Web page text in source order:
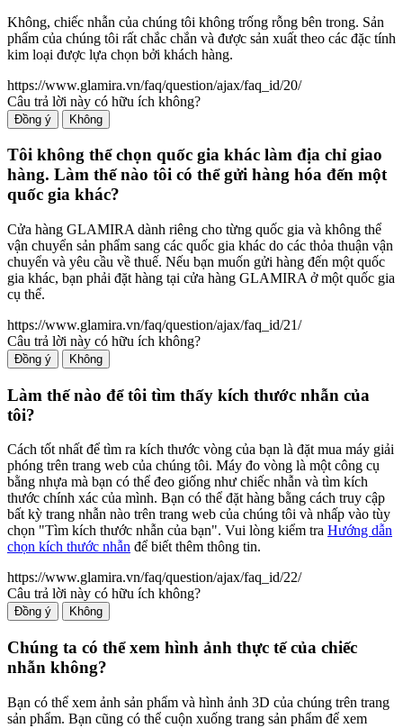
Không, chiếc nhẫn của chúng tôi không trống rỗng bên trong. Sản
phẩm của chúng tôi rất chắc chắn và được sản xuất theo các đặc tính
kim loại được lựa chọn bởi khách hàng.
https://www.glamira.vn/faq/question/ajax/faq_id/20/
Câu trả lời này có hữu ích không?
Đồng ý Không
Tôi không thể chọn quốc gia khác làm địa chỉ giao
hàng. Làm thế nào tôi có thể gửi hàng hóa đến một
quốc gia khác?
Cửa hàng GLAMIRA dành riêng cho từng quốc gia và không thể
vận chuyển sản phẩm sang các quốc gia khác do các thỏa thuận vận
chuyển và yêu cầu về thuế. Nếu bạn muốn gửi hàng đến một quốc
gia khác, bạn phải đặt hàng tại cửa hàng GLAMIRA ở một quốc gia
cụ thể.
https://www.glamira.vn/faq/question/ajax/faq_id/21/
Câu trả lời này có hữu ích không?
Đồng ý Không
Làm thế nào để tôi tìm thấy kích thước nhẫn của
tôi?
Cách tốt nhất để tìm ra kích thước vòng của bạn là đặt mua máy giải
phóng trên trang web của chúng tôi. Máy đo vòng là một công cụ
bằng nhựa mà bạn có thể đeo giống như chiếc nhẫn và tìm kích
thước chính xác của mình. Bạn có thể đặt hàng bằng cách truy cập
bất kỳ trang nhẫn nào trên trang web của chúng tôi và nhấp vào tùy
chọn "Tìm kích thước nhẫn của bạn". Vui lòng kiểm tra Hướng dẫn
chọn kích thước nhẫn để biết thêm thông tin.
https://www.glamira.vn/faq/question/ajax/faq_id/22/
Câu trả lời này có hữu ích không?
Đồng ý Không
Chúng ta có thể xem hình ảnh thực tế của chiếc
nhẫn không?
Bạn có thể xem ảnh sản phẩm và hình ảnh 3D của chúng trên trang
sản phẩm. Bạn cũng có thể cuộn xuống trang sản phẩm để xem